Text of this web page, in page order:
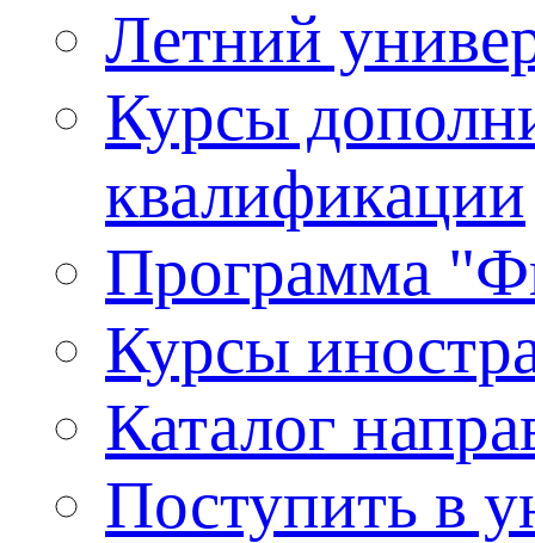
Летний
Курсы
квалификации
Программа
Курсы
Каталог
Поступить в